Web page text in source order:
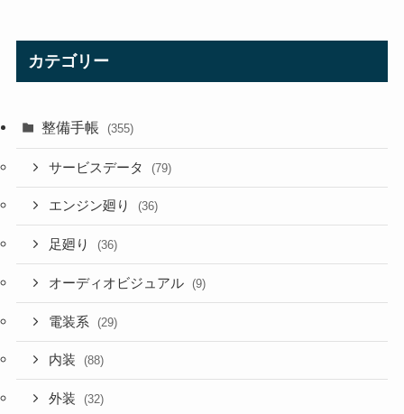
カテゴリー
整備手帳 (355)
サービスデータ (79)
エンジン廻り (36)
足廻り (36)
オーディオビジュアル (9)
電装系 (29)
内装 (88)
外装 (32)